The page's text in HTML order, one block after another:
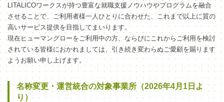
LITALICOワークスが持つ豊富な就職支援ノウハウやプログラムを融合
させることで、ご利用者様一人ひとりに合わせた、これまで以上に質の
高いサービス提供を目指してまいります。
現在ヒューマングローをご利用中の方、ならびにこれからご利用を検討
されている皆様におかれましては、引き続き変わらぬご愛顧を賜ります
ようお願い申し上げます。
名称変更・運営統合の対象事業所（2026年4月1日よ
り）